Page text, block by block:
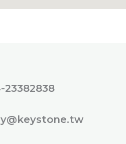
23382838